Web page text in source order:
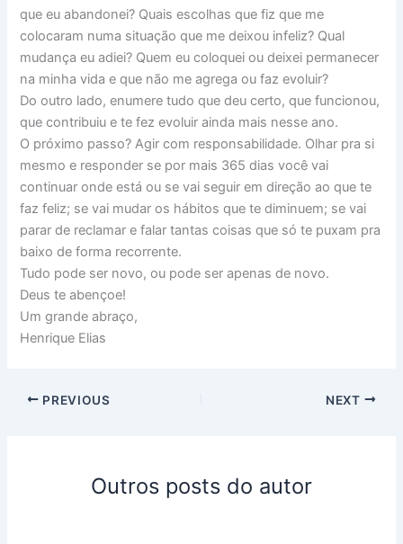
que eu abandonei? Quais escolhas que fiz que me
colocaram numa situação que me deixou infeliz? Qual
mudança eu adiei? Quem eu coloquei ou deixei permanecer
na minha vida e que não me agrega ou faz evoluir?
Do outro lado, enumere tudo que deu certo, que funcionou,
que contribuiu e te fez evoluir ainda mais nesse ano.
O próximo passo? Agir com responsabilidade. Olhar pra si
mesmo e responder se por mais 365 dias você vai
continuar onde está ou se vai seguir em direção ao que te
faz feliz; se vai mudar os hábitos que te diminuem; se vai
parar de reclamar e falar tantas coisas que só te puxam pra
baixo de forma recorrente.
Tudo pode ser novo, ou pode ser apenas de novo.
Deus te abençoe!
Um grande abraço,
Henrique Elias
PREVIOUS NEXT
Outros posts do autor